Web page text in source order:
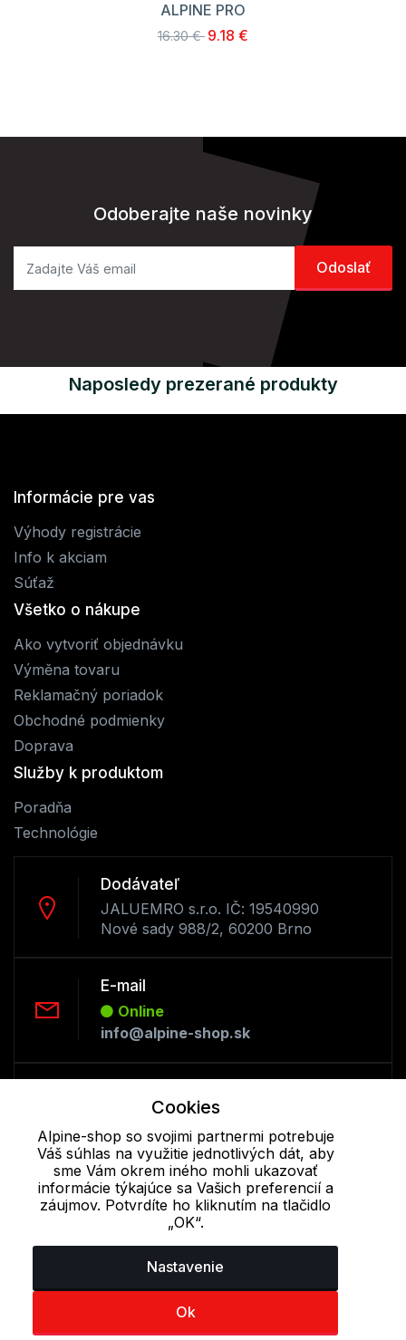
ALPINE PRO
16.30 € 9.18 €
Odoberajte naše novinky
Naposledy prezerané produkty
Informácie pre vas
Výhody registrácie
Info k akciam
Súťaž
Všetko o nákupe
Ako vytvoriť objednávku
Výměna tovaru
Reklamačný poriadok
Obchodné podmienky
Doprava
Služby k produktom
Poradňa
Technológie
Dodávateľ
JALUEMRO s.r.o. IČ: 19540990
Nové sady 988/2, 60200 Brno
E-mail
Online
info@alpine-shop.sk
Offline
+421 277 270 053
Cookie - podrobné nastavenie| Ďalšie informácie|Spracovanie
osobných údajov
Cookies
Alpine-shop so svojimi partnermi potrebuje
Váš súhlas na využitie jednotlivých dát, aby
sme Vám okrem iného mohli ukazovať
informácie týkajúce sa Vašich preferencií a
záujmov. Potvrdíte ho kliknutím na tlačidlo
„OK“.
Nastavenie
Ok